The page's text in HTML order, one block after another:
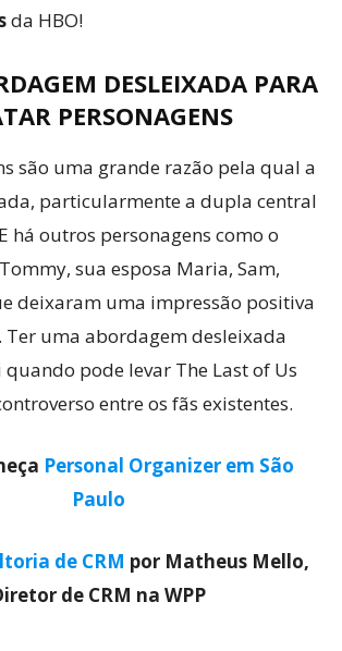
da HBO!
DESLEIXADA PARA
PERSONAGENS
são uma grande razão pela qual a
particularmente a dupla central
há outros personagens como o
sua esposa Maria, Sam,
deixaram uma impressão positiva
Ter uma abordagem desleixada
pode levar The Last of Us
entre os fãs existentes.
Personal Organizer em São
Paulo
de CRM por Matheus Mello,
de CRM na WPP